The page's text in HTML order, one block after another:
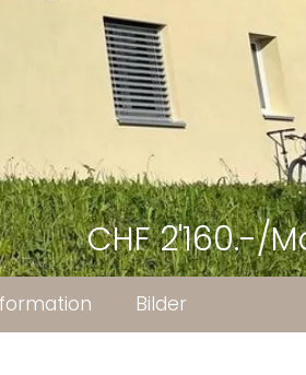
CHF 2'160.-/
Bilder